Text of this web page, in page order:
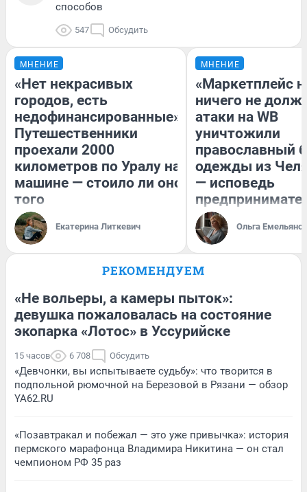
способов
547 Обсудить
МНЕНИЕ
«Нет некрасивых
городов, есть
недофинансированные».
Путешественники
проехали 2000
километров по Уралу на
машине — стоило ли оно
того
Екатерина Литкевич
МНЕНИЕ
«Маркетплейс
ничего не
атаки на WB
уничтожили
православный
одежды из
— исповедь
Ольга
РЕКОМЕНДУЕМ
«Не вольеры, а камеры пыток»:
девушка пожаловалась на состояние
экопарка «Лотос» в Уссурийске
15 часов 6 708 Обсудить
«Девчонки, вы испытываете судьбу»: что творится в
подпольной рюмочной на Березовой в Рязани — обзор
YA62.RU
«Позавтракал и побежал — это уже привычка»: история
пермского марафонца Владимира Никитина — он стал
чемпионом РФ 35 раз